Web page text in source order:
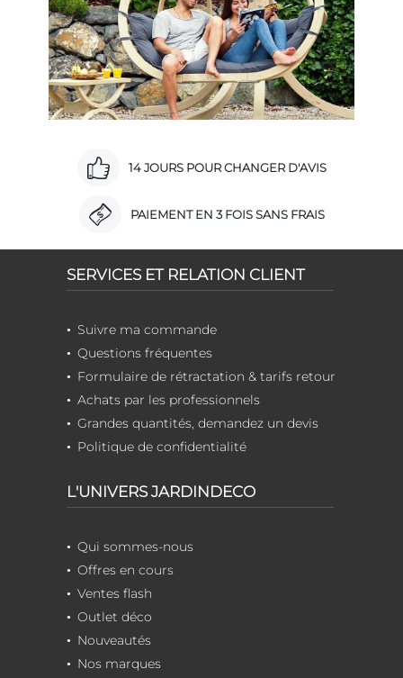
14 JOURS POUR CHANGER D'AVIS
PAIEMENT EN 3 FOIS SANS FRAIS
SERVICES ET RELATION CLIENT
Suivre ma commande
Questions fréquentes
Formulaire de rétractation & tarifs retour
Achats par les professionnels
Grandes quantités, demandez un devis
Politique de confidentialité
L'UNIVERS JARDINDECO
Qui sommes-nous
Offres en cours
Ventes flash
Outlet déco
Nouveautés
Nos marques